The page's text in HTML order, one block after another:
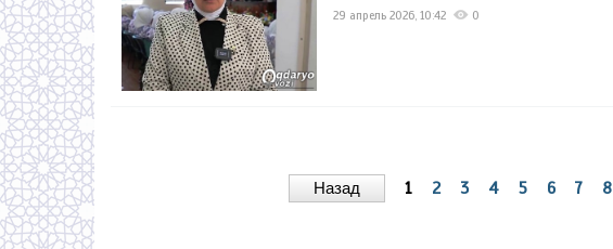
29 апрель 2026, 10:42 0
Назад 1 2 3 4 5 6 7 8